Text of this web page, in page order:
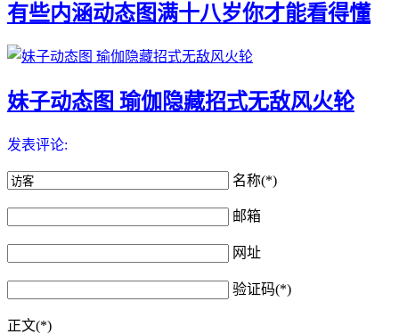
有些内涵动态图满十八岁你才能看得懂
妹子动态图 瑜伽隐藏招式无敌风火轮
发表评论:
名称(*)
邮箱
网址
验证码(*)
正文(*)